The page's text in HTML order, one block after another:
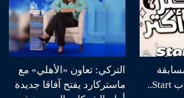
جديدة لعملاء حساب Start..
التركي: تعاون «الأهلي» مع
ماستركارد يفتح آفاقا جديدة